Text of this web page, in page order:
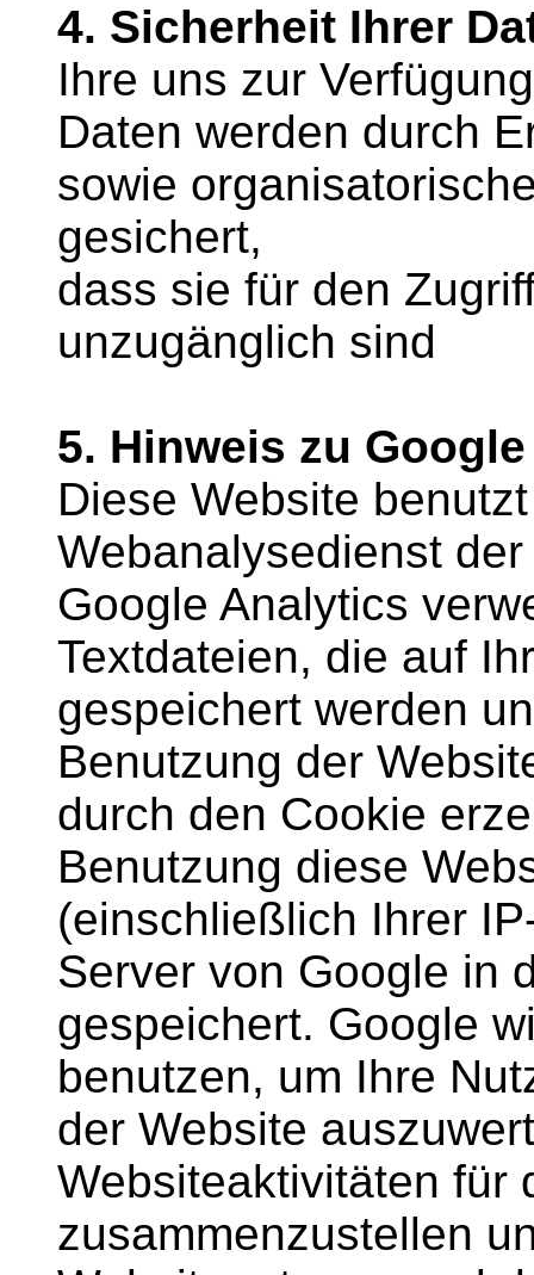
4. Sicherheit Ihrer
Ihre uns zur
Daten werden durch
sowie
gesichert,
dass sie für den
unzugänglich sind
5. Hinweis zu
Diese Website
Webanalysedienst der
Google Analytics
Textdateien, die auf
gespeichert werden
Benutzung der
durch den Cookie
Benutzung diese
(einschließlich Ihrer
Server von Google in
gespeichert. Google
benutzen, um Ihre
der Website
Websiteaktivitäten für
zusammenzustellen